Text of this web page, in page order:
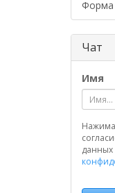
Форма
Чат
Имя
данных